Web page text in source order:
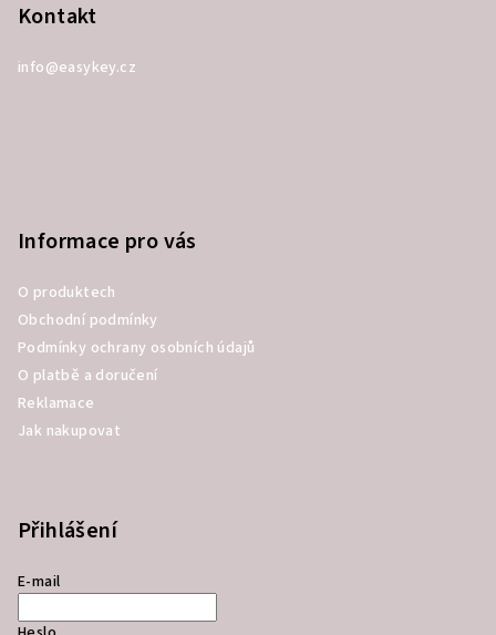
Kontakt
info@easykey.cz
Informace pro vás
O produktech
Obchodní podmínky
Podmínky ochrany osobních údajů
O platbě a doručení
Reklamace
Jak nakupovat
Přihlášení
E-mail